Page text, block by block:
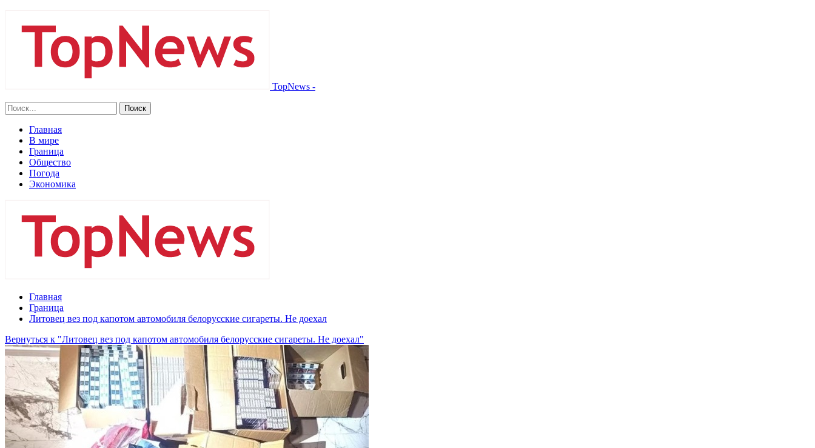
TopNews -
Главная
В мире
Граница
Общество
Погода
Экономика
Главная
Граница
Литовец вез под капотом автомобиля белорусские сигареты. Не доехал
Вернуться к "Литовец вез под капотом автомобиля белорусские сигареты. Не доехал"